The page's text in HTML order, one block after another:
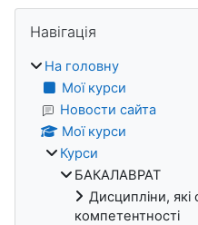
Блоки
Навігація
На головну
Мої курси
Новости сайта
Мої курси
Курси
БАКАЛАВРАТ
Дисципліни, які
компетентності